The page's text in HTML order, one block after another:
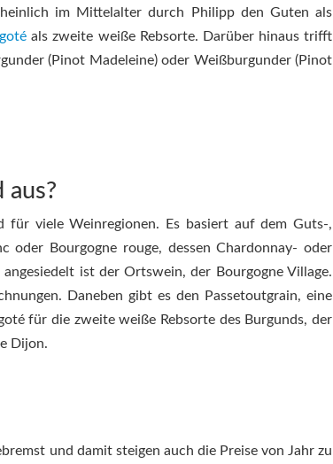
im Mittelalter durch Philipp den Guten als
als zweite weiße Rebsorte. Darüber hinaus trifft
(Pinot Madeleine) oder Weißburgunder (Pinot
für viele Weinregionen. Es basiert auf dem Guts-,
oder Bourgogne rouge, dessen Chardonnay- oder
ist der Ortswein, der Bourgogne Village.
Daneben gibt es den Passetoutgrain, eine
für die zweite weiße Rebsorte des Burgunds, der
Dijon.
und damit steigen auch die Preise von Jahr zu